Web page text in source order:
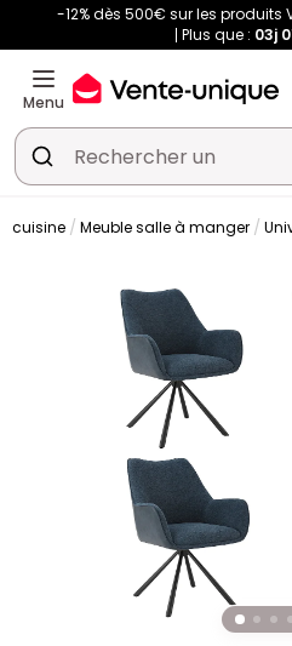
-12% dès 500€ sur les produits
Plus que : 03j
Menu
cuisine Meuble salle à manger